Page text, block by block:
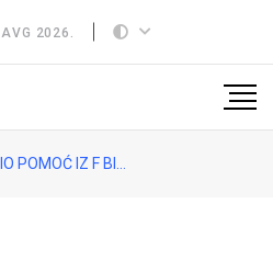
2026.
osnovne škole koju pohađa 146 bošnjačke djece